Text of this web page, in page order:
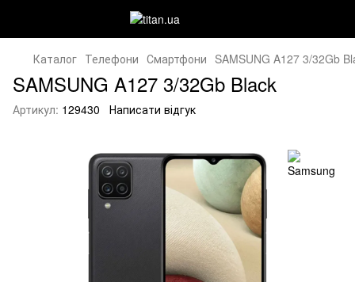
Каталог Телефони Смартфони SAMSUNG A127 3/32Gb
SAMSUNG A127 3/32Gb Black
Артикул: 129430 Написати відгук